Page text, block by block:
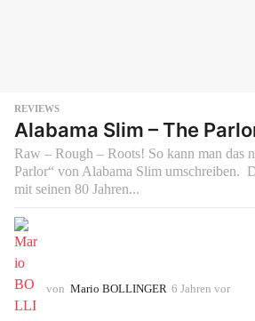
REVIEWS
Alabama Slim – The
Raw – Rough – Roots! So kann man das
Parlor“ von Alabama Slim umschreiben.
mit seinen 80 Jahren...
von Mario BOLLINGER 6 Jahren vor